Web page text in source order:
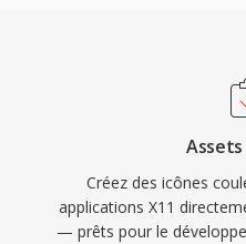
Assets
Créez des icônes
applications X11
— prêts pour le